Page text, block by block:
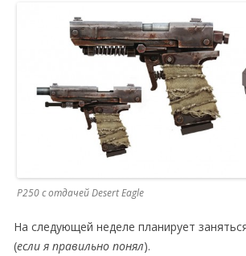
P250 с отдачей Desert Eagle
На следующей неделе планирует
(если я правильно понял).